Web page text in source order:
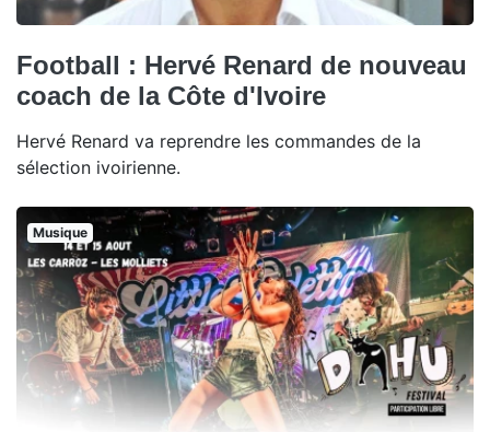
Football : Hervé Renard de nouveau
coach de la Côte d'Ivoire
Hervé Renard va reprendre les commandes de la
sélection ivoirienne.
Musique